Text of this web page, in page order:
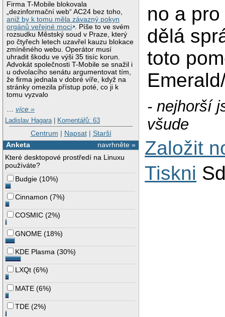
Firma T-Mobile blokovala
„dezinformační web“ AC24 bez toho,
aniž by k tomu měla závazný pokyn
orgánů veřejné moci . Píše to ve svém
rozsudku Městský soud v Praze, který
po čtyřech letech uzavřel kauzu blokace
zmíněného webu. Operátor musí
uhradit škodu ve výši 35 tisíc korun.
Advokát společnosti T-Mobile se snažil i
u odvolacího senátu argumentovat tím,
že firma jednala v dobré víře, když na
stránky omezila přístup poté, co ji k
tomu vyzvalo
…více »
Ladislav Hagara | Komentářů: 63
Centrum | Napsat| Starší
navrhněte »
Anketa
Které desktopové prostředí na Linuxu
používáte?
Budgie (10%)
Cinnamon (7%)
COSMIC (2%)
GNOME (18%)
KDE Plasma (30%)
LXQt (6%)
MATE (6%)
TDE (2%)
no a
dělá
toto
- nejhorší
všude
Založit
Tiskni